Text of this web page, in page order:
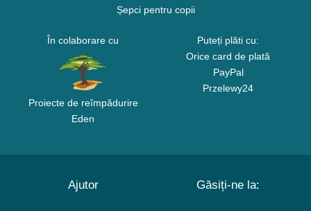
Șepci pentru copii
În colaborare cu
Proiecte de reîmpădurire
Eden
Puteți plăti cu:
Orice card de plată
PayPal
Przelewy24
Ajutor Găsiți-ne la: